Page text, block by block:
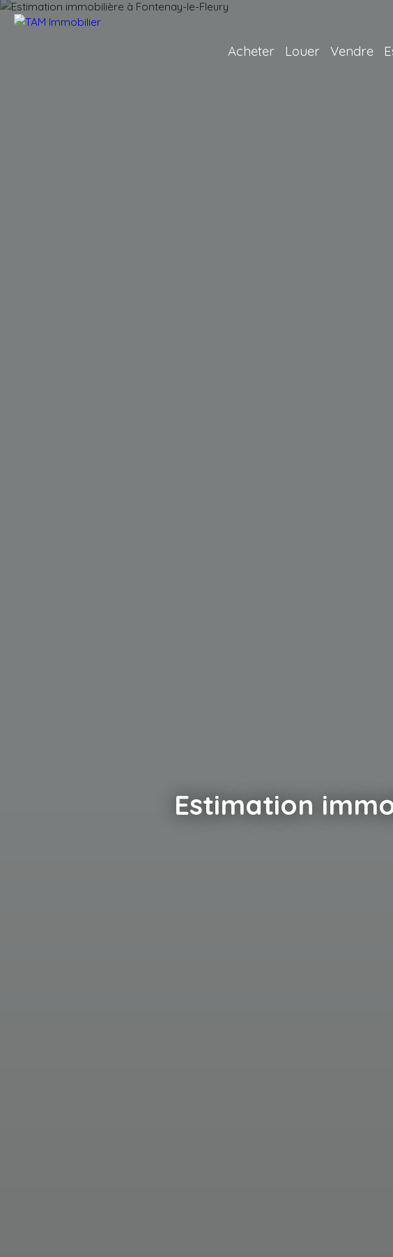
Acheter Louer Vendre
Estimation